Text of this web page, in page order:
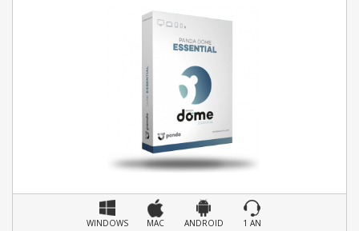
WINDOWS MAC ANDROID 1 AN